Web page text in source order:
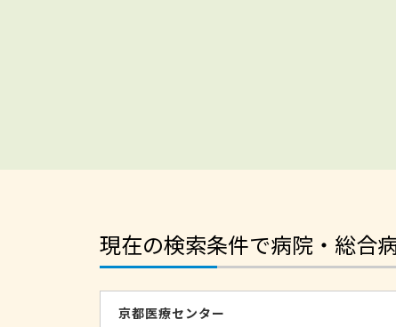
現在の検索条件で病院・総合
京都医療センター